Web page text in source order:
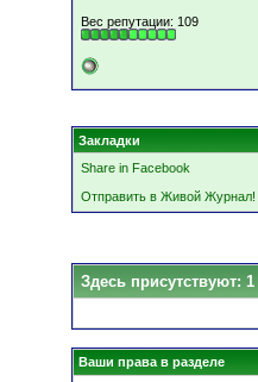
Вес репутации: 109
Закладки
Share in Facebook
Отправить в Живой Журнал!
Здесь присутствуют: 1
Ваши права в разделе